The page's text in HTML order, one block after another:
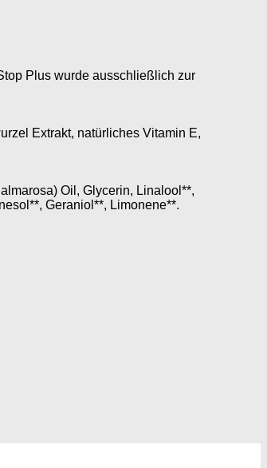
Plus wurde ausschließlich zur
Extrakt, natürliches Vitamin E,
Oil, Glycerin, Linalool**,
Geraniol**, Limonene**.